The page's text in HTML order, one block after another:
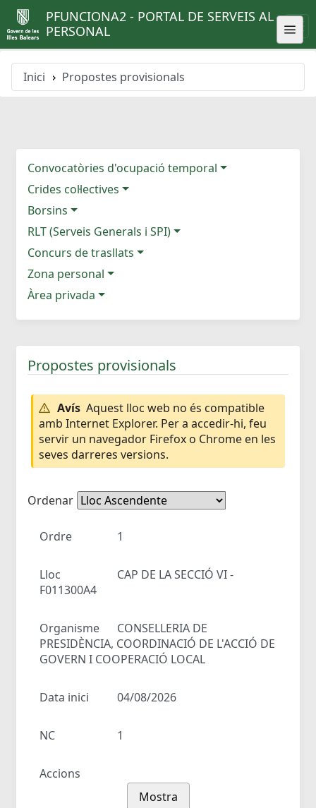
PFUNCIONA2 - PORTAL DE SERVEIS AL
PERSONAL
Inici Propostes provisionals
Convocatòries d'ocupació temporal
Crides col·lectives
Borsins
RLT (Serveis Generals i SPI)
Concurs de trasllats
Zona personal
Àrea privada
Propostes provisionals
Avís Aquest lloc web no és compatible
amb Internet Explorer. Per a accedir-hi, feu
servir un navegador Firefox o Chrome en les
seves darreres versions.
Ordenar
Ordre 1
Lloc
CAP DE LA SECCIÓ VI -
F011300A4
Organisme
CONSELLERIA DE
PRESIDÈNCIA, COORDINACIÓ DE L'ACCIÓ DE
GOVERN I COOPERACIÓ LOCAL
Data inici 04/08/2026
NC 1
Accions
Mostra